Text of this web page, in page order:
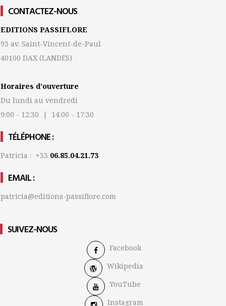
CONTACTEZ-NOUS
EDITIONS PASSIFLORE
93 av. Saint-Vincent-de-Paul
40100 DAX (LANDES)
Horaires d'ouverture
Du lundi au vendredi
9:00 - 12:30 | 14:00 - 17:30
TÉLÉPHONE :
Patricia : +33 06.85.04.21.73
EMAIL :
patricia@editions-passiflore.com
SUIVEZ-NOUS
Facebook
Wikipedia
YouTube
Instagram